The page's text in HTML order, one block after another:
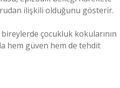
ilişkili olduğunu gösterir.
çocukluk kokularının
hem güven hem de tehdit